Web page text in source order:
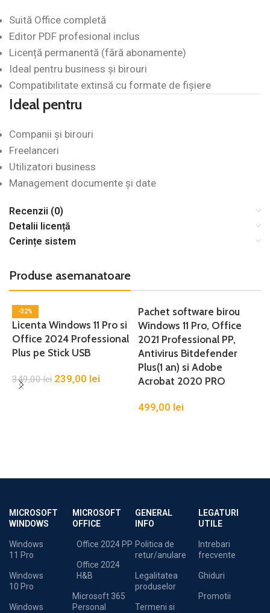
Suită Office completă
Editor PDF profesional inclus
Licență permanentă (fără abonamente)
Ideal pentru business și birouri
Compatibilitate extinsă cu formate de fișiere
Ideal pentru
Companii și birouri
Freelanceri
Utilizatori business
Management documente și date
Recenzii (0)
Detalii licență
Cerințe sistem
Produse asemanatoare
-32%
Licenta Windows 11 Pro si
Office 2024 Professional
Plus pe Stick USB
349,00lei 239,00 lei
Pachet software birou
Windows 11 Pro, Office
2021 Professional PP,
Antivirus Bitdefender
Plus(1 an) si Adobe
Acrobat 2020 PRO
499,00 lei
MICROSOFT
WINDOWS
Windows
11 Pro
Windows
10 Pro
Windows
MICROSOFT
OFFICE
Office 2024 PP
Office 2024
H&B
Microsoft 365
Personal
GENERAL
INFO
Politica de
retur/anulare
Legalitatea
produselor
Termeni si
LEGATURI
UTILE
Intrebari
frecvente
Ghiduri
Promotii